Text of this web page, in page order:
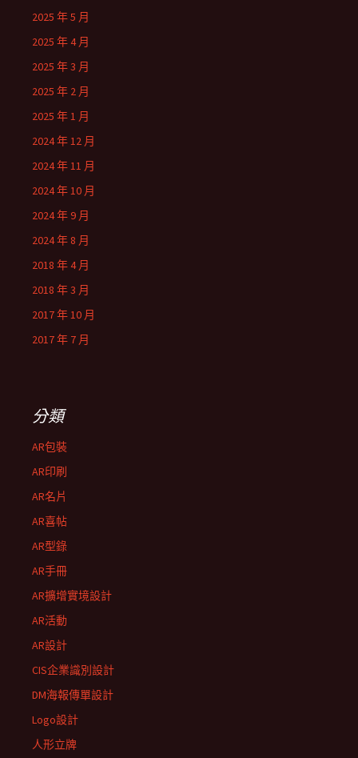
2025 年 5 月
2025 年 4 月
2025 年 3 月
2025 年 2 月
2025 年 1 月
2024 年 12 月
2024 年 11 月
2024 年 10 月
2024 年 9 月
2024 年 8 月
2018 年 4 月
2018 年 3 月
2017 年 10 月
2017 年 7 月
分類
AR包裝
AR印刷
AR名片
AR喜帖
AR型錄
AR手冊
AR擴增實境設計
AR活動
AR設計
CIS企業識別設計
DM海報傳單設計
Logo設計
人形立牌